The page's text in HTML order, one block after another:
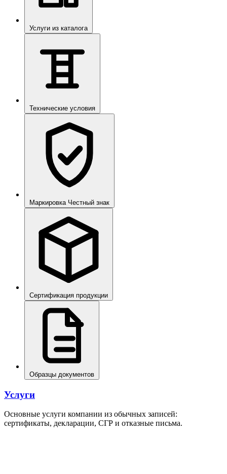
Услуги из каталога
Технические условия
Маркировка Честный знак
Сертификация продукции
Образцы документов
Услуги
Основные услуги компании из обычных записей:
сертификаты, декларации, СГР и отказные письма.